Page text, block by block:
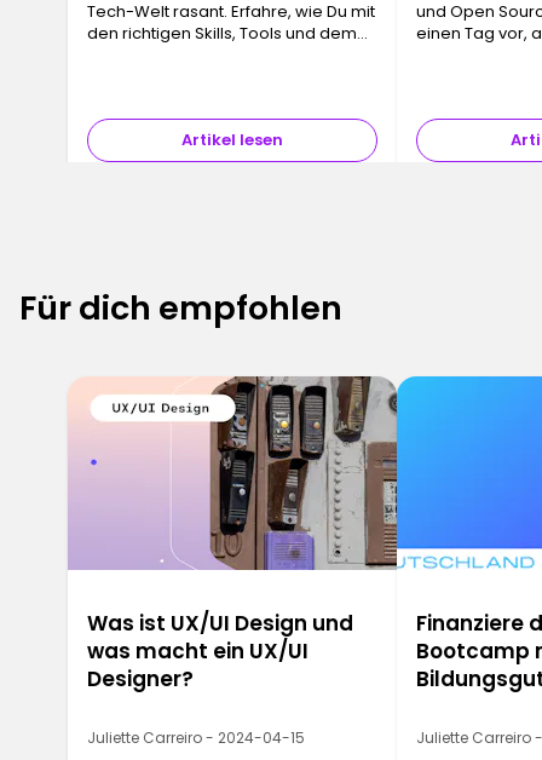
Tech-Welt rasant. Erfahre, wie Du mit
den richtigen Skills, Tools und dem
Artikel lesen
und Open
einen Tag vor,
menschliche…
Für dich empfohlen
Was ist UX/UI Design und
was macht ein UX/UI
Designer?
Juliette Carreiro - 2024-04-15
Finanziere
Bootcamp
Juliette Carreiro